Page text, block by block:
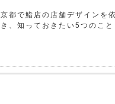
京都で鮨店の店舗デザインを
き、知っておきたい5つのこと